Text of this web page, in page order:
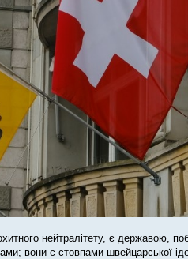
нейтралітету, є державою,
вони є стовпами швейцарської